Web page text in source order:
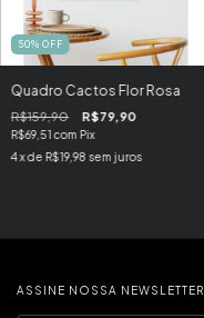
50% OFF
Quadro Cactos Flor Rosa
R$159,90 R$79,90
R$69,51com Pix
4x de R$19,98 sem juros
ASSINE NOSSA NEWSLETTER